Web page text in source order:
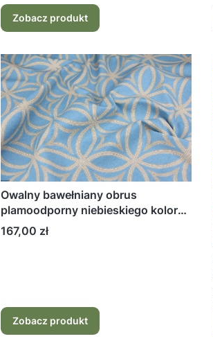
Zobacz produkt
Owalny bawełniany obrus
plamoodporny niebieskiego koloru
z wzorem Kręgi
Cena
167,00 zł
Zobacz produkt